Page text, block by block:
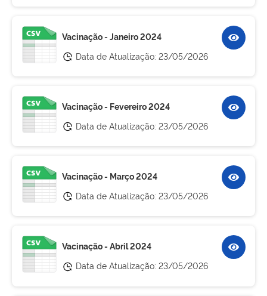
Vacinação - Janeiro 2024
Data de Atualização: 23/05/2026
Vacinação - Fevereiro 2024
Data de Atualização: 23/05/2026
Vacinação - Março 2024
Data de Atualização: 23/05/2026
Vacinação - Abril 2024
Data de Atualização: 23/05/2026